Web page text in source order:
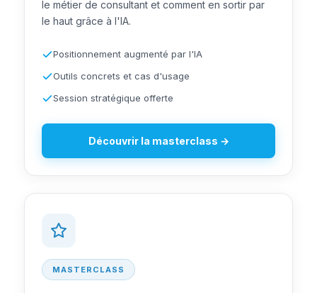
le métier de consultant et comment en sortir par
le haut grâce à l'IA.
Positionnement augmenté par l'IA
Outils concrets et cas d'usage
Session stratégique offerte
Découvrir la masterclass →
MASTERCLASS